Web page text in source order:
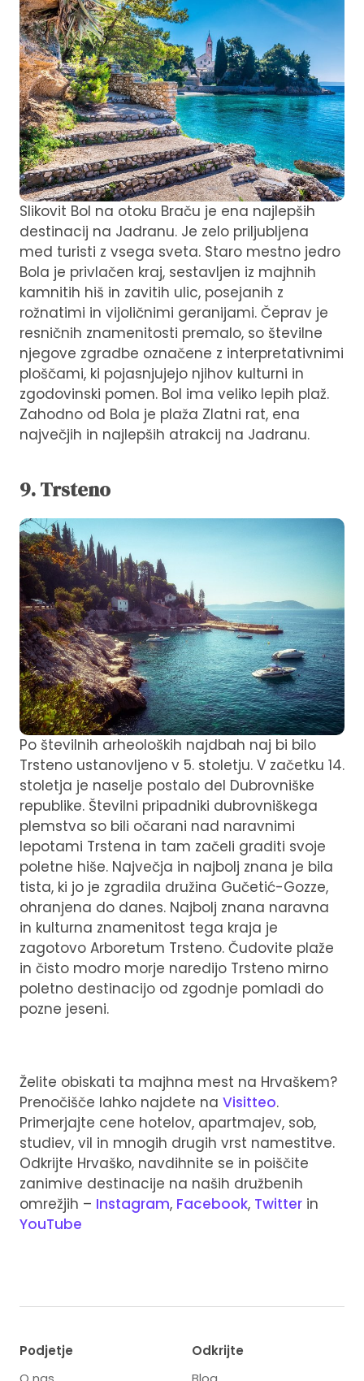
Slikovit Bol na otoku Braču je ena najlepših
destinacij na Jadranu. Je zelo priljubljena
med turisti z vsega sveta. Staro mestno jedro
Bola je privlačen kraj, sestavljen iz majhnih
kamnitih hiš in zavitih ulic, posejanih z
rožnatimi in vijoličnimi geranijami. Čeprav je
resničnih znamenitosti premalo, so številne
njegove zgradbe označene z interpretativnimi
ploščami, ki pojasnjujejo njihov kulturni in
zgodovinski pomen. Bol ima veliko lepih plaž.
Zahodno od Bola je plaža Zlatni rat, ena
največjih in najlepših atrakcij na Jadranu.
9. Trsteno
Po številnih arheoloških najdbah naj bi bilo
Trsteno ustanovljeno v 5. stoletju. V začetku 14.
stoletja je naselje postalo del Dubrovniške
republike. Številni pripadniki dubrovniškega
plemstva so bili očarani nad naravnimi
lepotami Trstena in tam začeli graditi svoje
poletne hiše. Največja in najbolj znana je bila
tista, ki jo je zgradila družina Gučetić-Gozze,
ohranjena do danes. Najbolj znana naravna
in kulturna znamenitost tega kraja je
zagotovo Arboretum Trsteno. Čudovite plaže
in čisto modro morje naredijo Trsteno mirno
poletno destinacijo od zgodnje pomladi do
pozne jeseni.
Želite obiskati ta majhna mest na Hrvaškem?
Prenočišče lahko najdete na Visitteo.
Primerjajte cene hotelov, apartmajev, sob,
studiev, vil in mnogih drugih vrst namestitve.
Odkrijte Hrvaško, navdihnite se in poiščite
zanimive destinacije na naših družbenih
omrežjih – Instagram, Facebook, Twitter in
YouTube
Podjetje
Odkrijte